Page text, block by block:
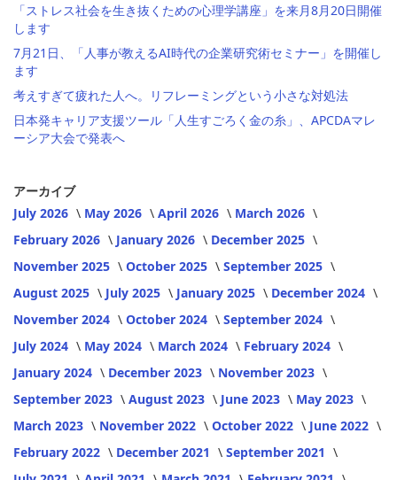
「ストレス社会を生き抜くための心理学講座」を来月8月20日開催
します
7月21日、「人事が教えるAI時代の企業研究術セミナー」を開催し
ます
考えすぎて疲れた人へ。リフレーミングという小さな対処法
日本発キャリア支援ツール「人生すごろく金の糸」、APCDAマレ
ーシア大会で発表へ
アーカイブ
July 2026
May 2026 April 2026
March 2026
February 2026
January 2026
December 2025
November 2025
October 2025
September 2025
August 2025
July 2025 January 2025
December 2024
November 2024
October 2024
September 2024
July 2024
May 2024 March 2024
February 2024
January 2024
December 2023
November 2023
September 2023
August 2023 June 2023
May 2023
March 2023
November 2022 October 2022
June 2022
February 2022
December 2021
September 2021